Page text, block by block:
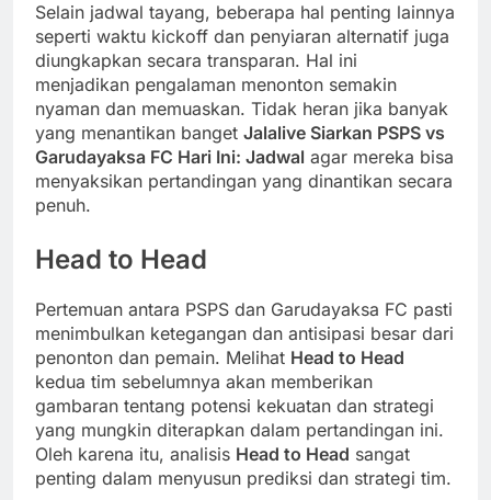
Selain jadwal tayang, beberapa hal penting lainnya
seperti waktu kickoff dan penyiaran alternatif juga
diungkapkan secara transparan. Hal ini
menjadikan pengalaman menonton semakin
nyaman dan memuaskan. Tidak heran jika banyak
yang menantikan banget Jalalive Siarkan PSPS vs
Garudayaksa FC Hari Ini: Jadwal agar mereka bisa
menyaksikan pertandingan yang dinantikan secara
penuh.
Head to Head
Pertemuan antara PSPS dan Garudayaksa FC pasti
menimbulkan ketegangan dan antisipasi besar dari
penonton dan pemain. Melihat Head to Head
kedua tim sebelumnya akan memberikan
gambaran tentang potensi kekuatan dan strategi
yang mungkin diterapkan dalam pertandingan ini.
Oleh karena itu, analisis Head to Head sangat
penting dalam menyusun prediksi dan strategi tim.